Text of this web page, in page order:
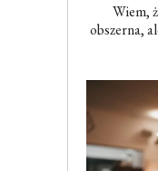
Wiem,
obszerna,